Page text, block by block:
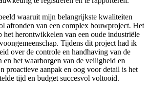
waaruit mijn belangrijkste kwaliteiten
afronden van een complex bouwproject. Het
het herontwikkelen van een oude industriële
Tijdens dit project had ik
over de controle en handhaving van de
en het waarborgen van de veiligheid en
proactieve aanpak en oog voor detail is het
tijd en budget succesvol voltooid.